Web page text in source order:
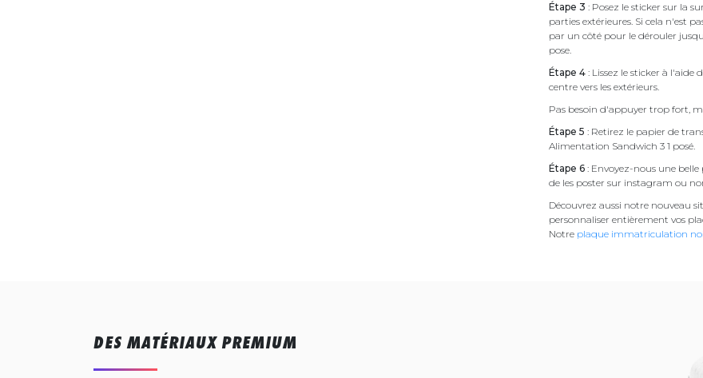
Étape 3 : Posez le sticker sur la
parties extérieures. Si cela n'est
par un côté pour le dérouler
pose.
Étape 4 : Lissez le sticker à l'aide
centre vers les extérieurs.
Pas besoin d'appuyer trop fort,
Étape 5 : Retirez le papier de
Alimentation Sandwich 3 1 posé.
Étape 6 : Envoyez-nous une
de les poster sur instagram ou
Découvrez aussi notre nouveau
personnaliser entièrement vos
Notre plaque immatriculation
DES MATÉRIAUX PREMIUM